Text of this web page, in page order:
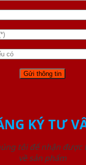
KÝ TƯ
tôi để nhận được
về sản phẩm